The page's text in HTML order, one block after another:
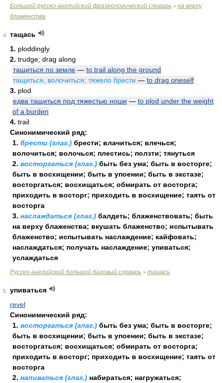
Большой русско-английский фразеологический словарь > на верху
блаженства
4
тащась
1. ploddingly
2. trudge; drag along
тащиться по земле — to trail along the ground
тащиться, волочиться; тяжело брести — to drag oneself
3. plod
едва тащиться под тяжестью ноши — to plod under the weight
of a burden
4. trail
Синонимический ряд:
1. брести (глаг.) брести; влачиться; влечься;
волочиться; волочься; плестись; ползти; тянуться
2. восторгаться (глаг.) быть без ума; быть в восторге;
быть в восхищении; быть в упоении; быть в экстазе;
восторгаться; восхищаться; обмирать от восторга;
приходить в восторг; приходить в восхищение; таять от
восторга
3. наслаждаться (глаг.) балдеть; блаженствовать; быть
на верху блаженства; вкушать блаженство; испытывать
блаженство; испытывать наслаждение; кайфовать;
наслаждаться; получать наслаждение; упиваться;
услаждаться
Русско-английский большой базовый словарь > тащась
5
упиваться
revel
Синонимический ряд:
1. восторгаться (глаг.) быть без ума; быть в восторге;
быть в восхищении; быть в упоении; быть в экстазе;
восторгаться; восхищаться; обмирать от восторга;
приходить в восторг; приходить в восхищение; таять от
восторга
2. напиваться (глаг.) набираться; нагружаться;